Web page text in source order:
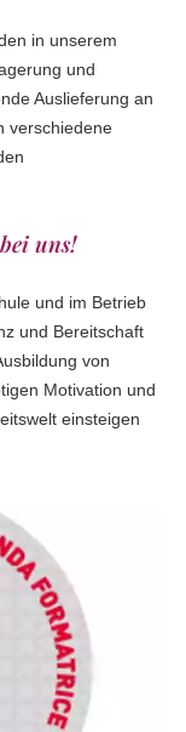
in unserem
und
Auslieferung an
verschiedene
uns!
und im Betrieb
und Bereitschaft
von
Motivation und
einsteigen